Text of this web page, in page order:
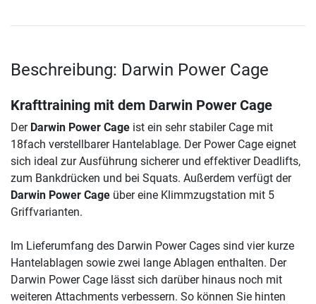
Beschreibung: Darwin Power Cage
Krafttraining mit dem Darwin Power Cage
Der Darwin Power Cage ist ein sehr stabiler Cage mit
18fach verstellbarer Hantelablage. Der Power Cage eignet
sich ideal zur Ausführung sicherer und effektiver Deadlifts,
zum Bankdrücken und bei Squats. Außerdem verfügt der
Darwin Power Cage über eine Klimmzugstation mit 5
Griffvarianten.
Im Lieferumfang des Darwin Power Cages sind vier kurze
Hantelablagen sowie zwei lange Ablagen enthalten. Der
Darwin Power Cage lässt sich darüber hinaus noch mit
weiteren Attachments verbessern. So können Sie hinten